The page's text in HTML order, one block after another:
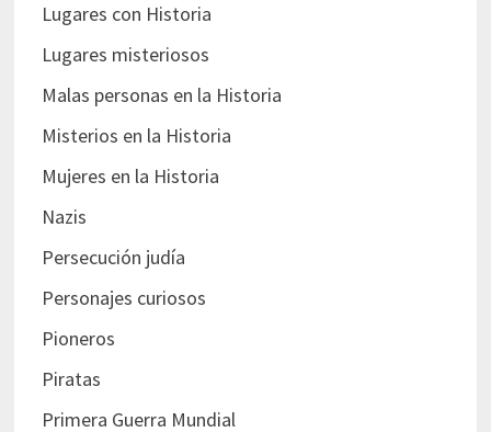
Lugares con Historia
Lugares misteriosos
Malas personas en la Historia
Misterios en la Historia
Mujeres en la Historia
Nazis
Persecución judía
Personajes curiosos
Pioneros
Piratas
Primera Guerra Mundial